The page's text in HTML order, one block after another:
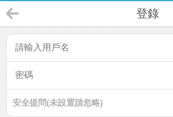
登錄
安全提問(未設置請忽略)